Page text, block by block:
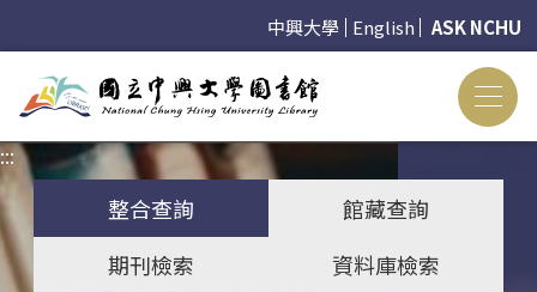
中興大學 English ASK NCHU
:::
整合查詢
館藏查詢
期刊檢索
資料庫檢索